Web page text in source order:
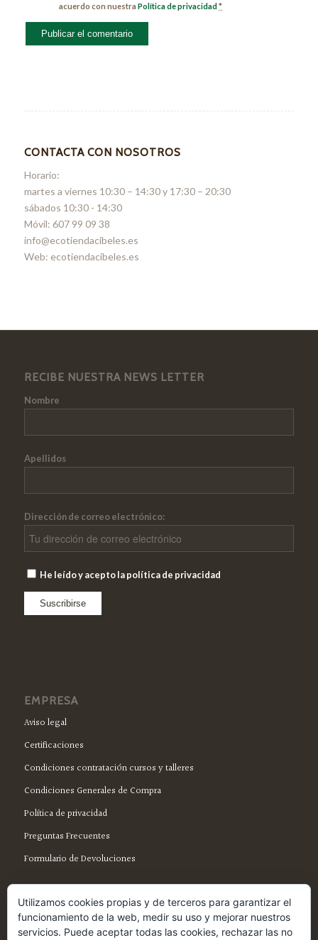
acuerdo con nuestraPolítica de privacidad*
CONTACTA CON NOSOTROS
Horario:
martes a viernes 10:30 – 14:30 y 17:30 – 20:30
sábados 10:30 - 14:30
Móvil: 607 99 09 38
info@ecotiendacibeles.es
Web: ecotiendacibeles.es
RECIBE NUESTRA NEWS LETTER
Nombre
Apellidos
Dirección de correo electrónico:
He leído y acepto la política de privacidad
EMPRESA
Aviso legal
Certificaciones
Condiciones contratación cursos y talleres
Condiciones Generales de Compra
Política de privacidad
Preguntas Frecuentes
Formulario de Devoluciones
Utilizamos cookies propias y de terceros para garantizar el
funcionamiento de la web, medir su uso y mejorar nuestros
servicios. Puede aceptar todas las cookies, rechazar las no